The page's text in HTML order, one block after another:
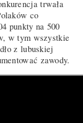
trwała
co
punkty na 500
w tym wszystkie
z lubuskiej
zawody.